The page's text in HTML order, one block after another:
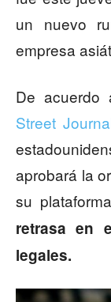
un nuevo
empresa
De acuerdo
Street
aprobará la
su
retrasa en
legales.